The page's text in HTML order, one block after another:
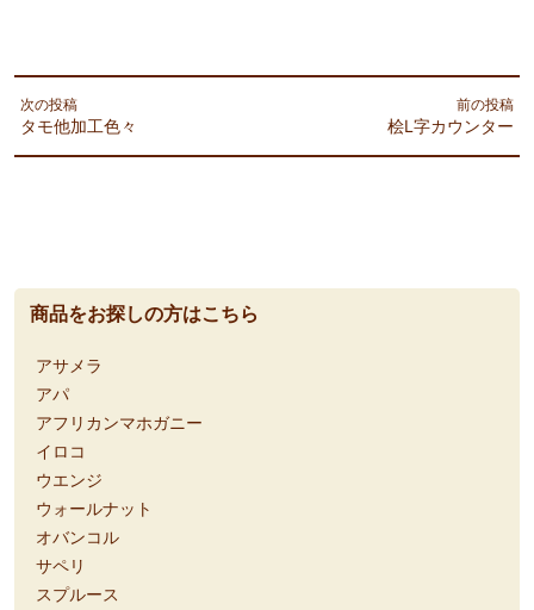
前の投稿
桧L字カウンター
次の投稿
タモ他加工色々
商品をお探しの方はこちら
アサメラ
アパ
アフリカンマホガニー
イロコ
ウエンジ
ウォールナット
オバンコル
サペリ
スプルース